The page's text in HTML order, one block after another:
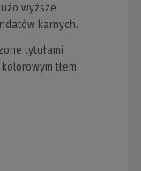
wyższe
karnych.
tytułami
tłem.